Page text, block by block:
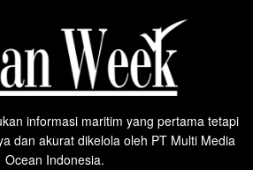
informasi maritim yang pertama tetapi
dan akurat dikelola oleh PT Multi Media
Ocean Indonesia.